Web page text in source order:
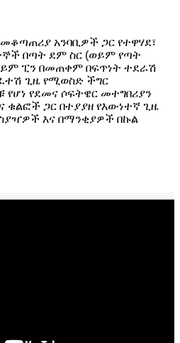
አንባቢዎች ጋር የተዋሃደ፣
በጣት ደም ስር (ወይም የጣት
ፒን በመጠቀም በፍጥነት ተደራሽ
ጊዜ የሚወስድ ችግር
የደመና ሶፍትዌር መተግበሪያን
ጋር በተያያዘ የእውነተኛ ጊዜ
እና በማንቂያዎች በኩል